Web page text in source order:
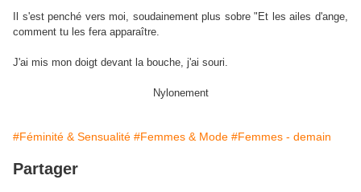
Il s'est penché vers moi, soudainement plus sobre "Et les ailes d'ange,
comment tu les fera apparaître.
J'ai mis mon doigt devant la bouche, j'ai souri.
Nylonement
#Féminité & Sensualité #Femmes & Mode #Femmes - demain
Partager